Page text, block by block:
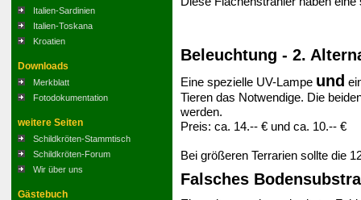
Italien-Sardinien
Italien-Toskana
Kroatien
Downloads
Merkblatt
Fotodokumentation
weitere Seiten
Schildkröten-Stammtisch
Schildkröten-Forum
Wir über uns
Gästebuch
Beleuchtung - 2.
Eine spezielle UV-Lampe und
Tieren das Notwendige. Die
werden.
Preis: ca. 14.-- € und ca. 10.-- €
Bei größeren Terrarien sollte die
Falsches